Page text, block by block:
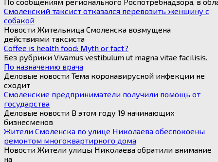
Смоленский таксист отказался перевозить женщину с
собакой
Новости Жительница Смоленска возмущена
действиями таксиста
Coffee is health food: Myth or fact?
Без рубрики Vivamus vestibulum ut magna vitae facilisis.
По назначению врача
Деловые новости Тема коронавирусной инфекции не
сходит
Смоленские предприниматели получили помощь от
государства
Деловые новости В этом году 19 начинающих
бизнесменов
Жители Смоленска по улице Николаева обеспокоены
ремонтом многоквартирного дома
Новости Жители улицы Николаева обратили внимание
на